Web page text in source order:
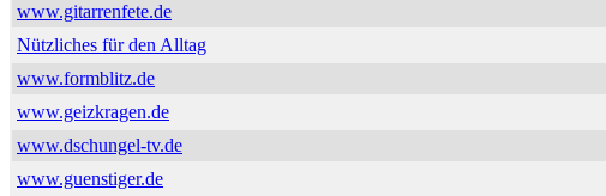
www.gitarrenfete.de
Nützliches für den Alltag
www.formblitz.de
www.geizkragen.de
www.dschungel-tv.de
www.guenstiger.de